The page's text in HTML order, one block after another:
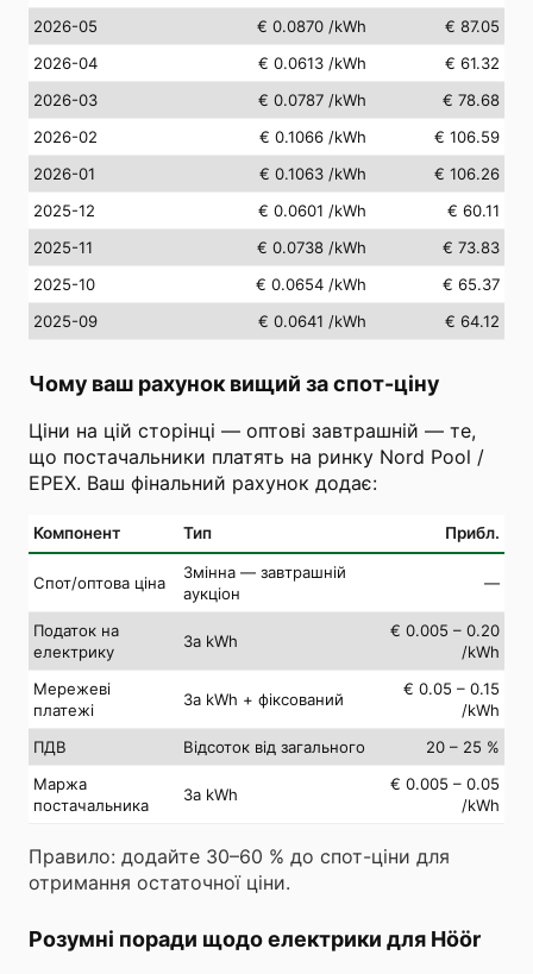
2026-05
€ 0.0870 /kWh
€ 87.05
2026-04
€ 0.0613 /kWh
€ 61.32
2026-03
€ 0.0787 /kWh
€ 78.68
2026-02
€ 0.1066 /kWh
€ 106.59
2026-01
€ 0.1063 /kWh
€ 106.26
2025-12
€ 0.0601 /kWh
€ 60.11
2025-11
€ 0.0738 /kWh
€ 73.83
2025-10
€ 0.0654 /kWh
€ 65.37
2025-09
€ 0.0641 /kWh € 64.12
Чому ваш рахунок вищий за спот-ціну
Ціни на цій сторінці — оптові завтрашній — те,
що постачальники платять на ринку Nord Pool /
EPEX. Ваш фінальний рахунок додає:
Компонент Тип Прибл.
Спот/оптова ціна
Змінна — завтрашній
аукціон
—
Податок на
електрику
За kWh
€ 0.005 – 0.20
/kWh
Мережеві
платежі
За kWh + фіксований
€ 0.05 – 0.15
/kWh
ПДВ
Відсоток від загального
20 – 25 %
Маржа
постачальника
За kWh
€ 0.005 – 0.05
/kWh
Правило: додайте 30–60 % до спот-ціни для
отримання остаточної ціни.
Розумні поради щодо електрики для Höör